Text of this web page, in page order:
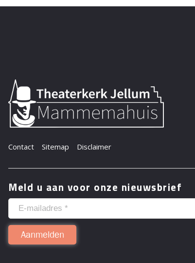
Contact Sitemap Disclaimer
Meld u aan voor onze nieuwsbrief